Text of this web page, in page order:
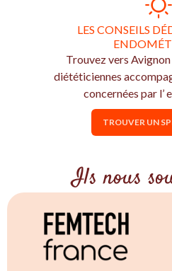
LES CONSEILS
Trouvez vers
diététiciennes
concernées par l’
TROUVER UN
Ils nous